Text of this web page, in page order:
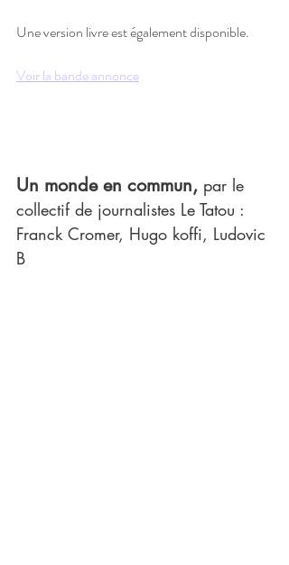
Une version livre est également disponible.
Voir la bande annonce
Un monde en commun, par le
collectif de journalistes Le Tatou :
Franck Cromer, Hugo koffi, Ludovic
B